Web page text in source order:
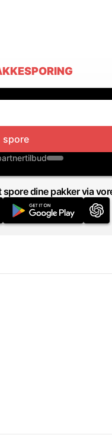
spore
spore dine pakker via